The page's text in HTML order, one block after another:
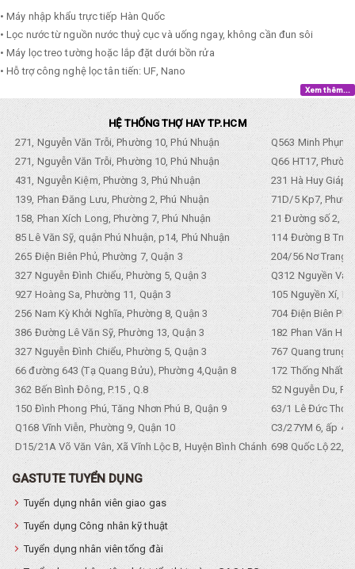
• Máy nhập khẩu trực tiếp Hàn Quốc
• Lọc nước từ nguồn nước thuỷ cục và uống ngay, không cần đun sôi
• Máy lọc treo tường hoặc lắp đặt dưới bồn rửa
• Hỗ trợ công nghệ lọc tân tiến: UF, Nano
Xem thêm...
HỆ THỐNG THỢ HAY TP.HCM
271, Nguyễn Văn Trỗi, Phường 10, Phú Nhuận
Q563 Minh
271, Nguyễn Văn Trỗi, Phường 10, Phú Nhuận
Q66 HT17,
431, Nguyễn Kiệm, Phường 3, Phú Nhuận
231 Hà Huy Giáp,
139, Phan Đăng Lưu, Phường 2, Phú Nhuận
71D/5 Kp7,
158, Phan Xích Long, Phường 7, Phú Nhuận
21 Đường số 2,
85 Lê Văn Sỹ, quận Phú Nhuận, p14, Phú Nhuận
114 Đường B
265 Điện Biên Phủ, Phường 7, Quận 3
204/56 Nơ Trang
327 Nguyễn Đình Chiểu, Phường 5, Quận 3
Q312 Nguyền
927 Hoàng Sa, Phường 11, Quận 3
105 Nguyền Xí,
256 Nam Kỳ Khởi Nghĩa, Phường 8, Quận 3
704 Điện Biên
386 Đường Lê Văn Sỹ, Phường 13, Quận 3
182 Phan Văn
327 Nguyễn Đình Chiểu, Phường 5, Quận 3
767 Quang trung,
66 đường 643 (Tạ Quang Bửu), Phường 4,Quận 8
172 Thống Nhất.
362 Bến Bình Đông, P.15 , Q.8
52 Nguyễn Du,
150 Đình Phong Phú, Tăng Nhơn Phú B, Quận 9
63/1 Lê Đức Thọ,
Q168 Vĩnh Viễn, Phường 9, Quận 10
C3/27YM 6, ấp 4,
D15/21A Võ Văn Vân, Xã Vĩnh Lộc B, Huyện Bình Chánh 698 Quốc Lộ 22,
GASTUTE TUYỂN DỤNG
Tuyển dụng nhân viên giao gas
Tuyển dụng Công nhân kỹ thuật
Tuyển dụng nhân viên tổng đài